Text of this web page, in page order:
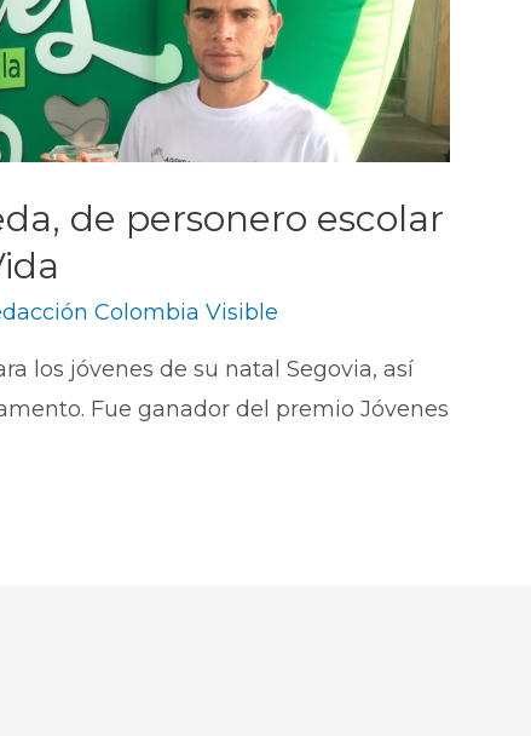
de personero escolar
Colombia Visible
los jóvenes de su natal Segovia, así
Fue ganador del premio Jóvenes